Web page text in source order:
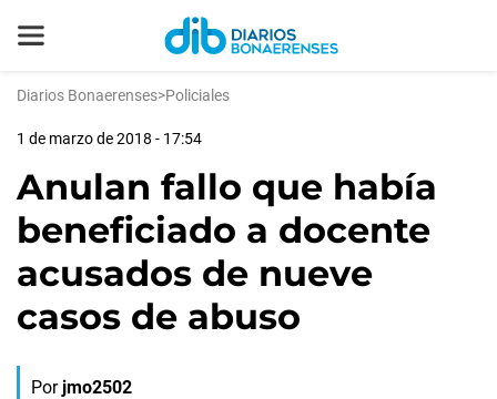
Diarios Bonaerenses>Policiales
1 de marzo de 2018 - 17:54
Anulan fallo que había
beneficiado a docente
acusados de nueve
casos de abuso
Por jmo2502